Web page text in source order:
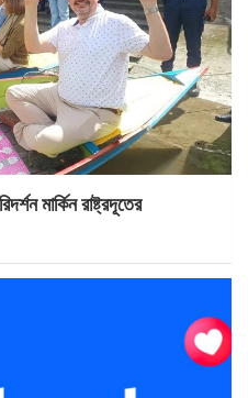
মার্কিন রাষ্ট্রদূতের